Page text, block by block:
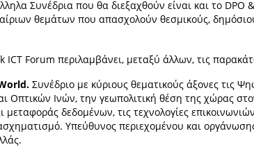
Συνέδρια που θα διεξαχθούν είναι και το DPO
θεμάτων που απασχολούν θεσμικούς,
ICT Forum περιλαμβάνει, μεταξύ άλλων, τις
Συνέδριο με κύριους θεματικούς άξονες τις
Οπτικών Ινών, την γεωπολιτική θέση της χώρας
μεταφοράς δεδομένων, τις τεχνολογίες
Υπεύθυνος περιεχομένου και